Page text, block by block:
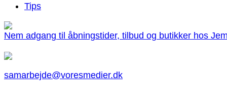
Tips
Nem adgang til åbningstider, tilbud og butikker hos
samarbejde@voresmedier.dk